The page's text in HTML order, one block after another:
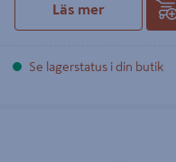
Läs mer
Se lagerstatus i din butik